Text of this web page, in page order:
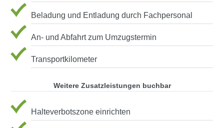
Beladung und Entladung durch Fachpersonal
An- und Abfahrt zum Umzugstermin
Transportkilometer
Weitere Zusatzleistungen buchbar
Halteverbotszone einrichten